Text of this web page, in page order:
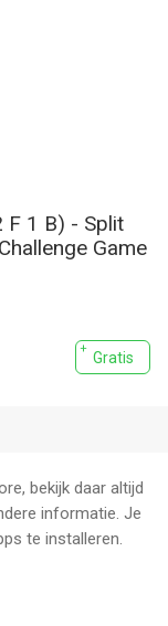
F 1 B) - Split
Game
Gratis
bekijk daar altijd
informatie. Je
te installeren.